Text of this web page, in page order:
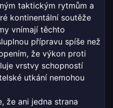
taktickým rytmům a
kontinentální soutěže
vnímají těchto
přípravu spíše než
že výkon proti
vrstvy schopností
utkání nemohou
že ani jedna strana